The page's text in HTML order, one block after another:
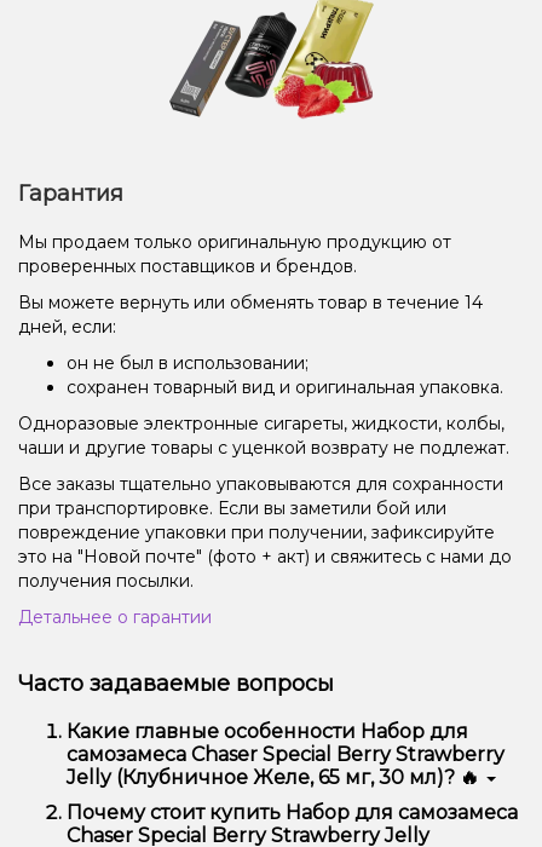
Гарантия
Мы продаем только оригинальную продукцию от
проверенных поставщиков и брендов.
Вы можете вернуть или обменять товар в течение 14
дней, если:
он не был в использовании;
сохранен товарный вид и оригинальная упаковка.
Одноразовые электронные сигареты, жидкости, колбы,
чаши и другие товары с уценкой возврату не подлежат.
Все заказы тщательно упаковываются для сохранности
при транспортировке. Если вы заметили бой или
повреждение упаковки при получении, зафиксируйте
это на "Новой почте" (фото + акт) и свяжитесь с нами до
получения посылки.
Детальнее о гарантии
Часто задаваемые вопросы
Какие главные особенности Набор для
самозамеса Chaser Special Berry Strawberry
Jelly (Клубничное Желе, 65 мг, 30 мл)? 🔥
Набор для самозамеса Chaser Special Berry
Strawberry Jelly (Клубничное Желе, 65 мг, 30 мл)
Почему стоит купить Набор для самозамеса
Chaser Special Berry Strawberry Jelly